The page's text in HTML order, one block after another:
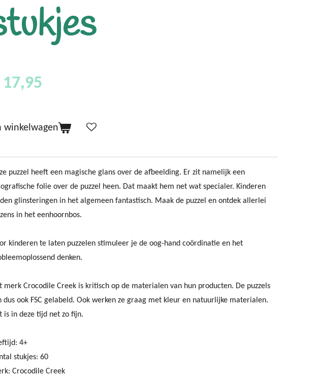
winkelwagen
puzzel heeft een magische glans over de afbeelding. Er zit namelijk een
folie over de puzzel heen. Dat maakt hem net wat specialer. Kinderen
glinsteringen in het algemeen fantastisch. Maak de puzzel en ontdek allerlei
in het eenhoornbos.
kinderen te laten puzzelen stimuleer je de oog-hand coördinatie en het
denken.
merk Crocodile Creek is kritisch op de materialen van hun producten. De puzzels
dus ook FSC gelabeld. Ook werken ze graag met kleur en natuurlijke materialen.
is in deze tijd net zo fijn.
4+
stukjes: 60
Crocodile Creek